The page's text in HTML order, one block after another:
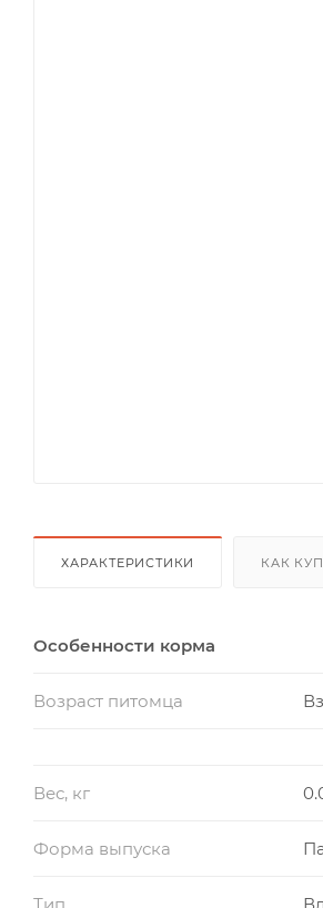
ХАРАКТЕРИСТИКИ КАК
Особенности корма
Возраст питомца
Вес, кг
Форма выпуска